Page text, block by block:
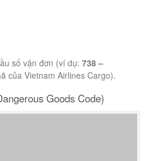
số vận đơn (ví dụ: 738 –
của Vietnam Airlines Cargo).
Goods Code)